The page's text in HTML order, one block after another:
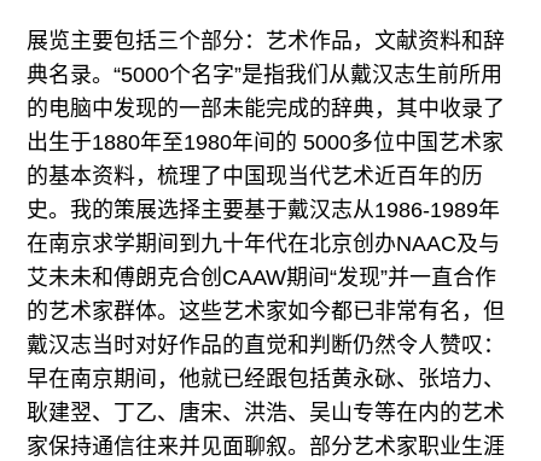
展览主要包括三个部分：艺术作品，文献资料和辞
典名录。“5000个名字”是指我们从戴汉志生前所用
的电脑中发现的一部未能完成的辞典，其中收录了
出生于1880年至1980年间的 5000多位中国艺术家
的基本资料，梳理了中国现当代艺术近百年的历
史。我的策展选择主要基于戴汉志从1986-1989年
在南京求学期间到九十年代在北京创办NAAC及与
艾未未和傅朗克合创CAAW期间“发现”并一直合作
的艺术家群体。这些艺术家如今都已非常有名，但
戴汉志当时对好作品的直觉和判断仍然令人赞叹：
早在南京期间，他就已经跟包括黄永砯、张培力、
耿建翌、丁乙、唐宋、洪浩、吴山专等在内的艺术
家保持通信往来并见面聊叙。部分艺术家职业生涯